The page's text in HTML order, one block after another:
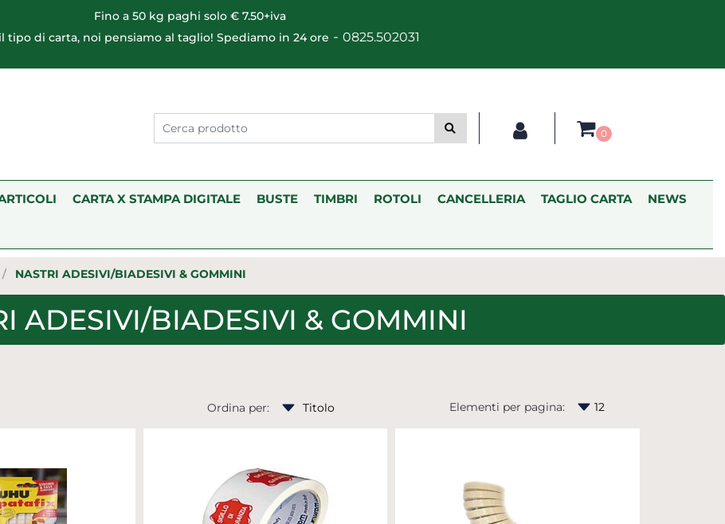
Fino a 50 kg paghi solo € 7.50+iva
tipo di carta, noi pensiamo al taglio! Spediamo in 24 ore - 0825.502031
0
CARTA X STAMPA DIGITALE BUSTE TIMBRI ROTOLI CANCELLERIA TAGLIO CARTA NEWS
NASTRI ADESIVI/BIADESIVI & GOMMINI
ADESIVI/BIADESIVI & GOMMINI
Ordina per: Elementi per pagina: